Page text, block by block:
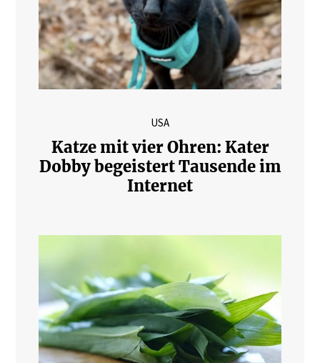
USA
Katze mit vier Ohren: Kater
Dobby begeistert Tausende im
Internet